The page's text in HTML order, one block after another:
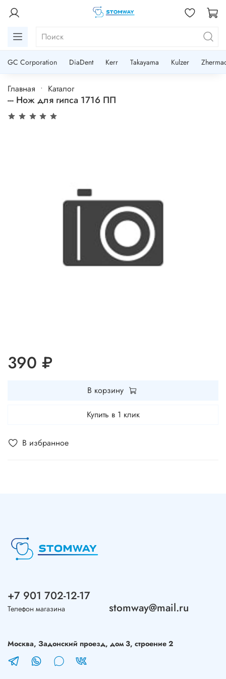
GC Corporation DiaDent Kerr Takayama Kulzer
Главная Каталог
--- Нож для гипса 1716 ПП
В избранное
390 ₽
В корзину
Купить в 1 клик
+7 901 702-12-17
Телефон магазина stomway@mail.ru
Москва, Задонский проезд, дом 3, строение 2